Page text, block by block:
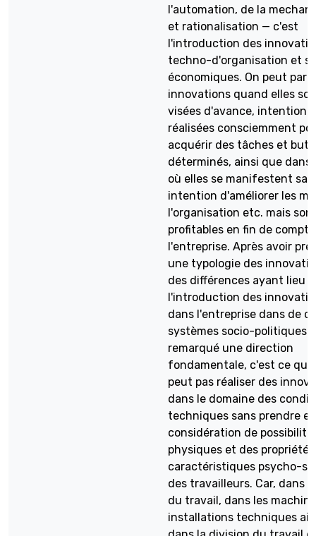
l'automation, de la
et rationalisation — c'est
l'introduction des
techno-d'organisation et
économiques. On peut
innovations quand elles
visées d'avance,
réalisées consciemment
acquérir des tâches et buts
déterminés, ainsi que dans
où elles se manifestent
intention d'améliorer les
l'organisation etc. mais
profitables en fin de
l'entreprise. Après avoir
une typologie des
des différences ayant lieu à
l'introduction des
dans l'entreprise dans de
systèmes socio-politiques
remarqué une direction
fondamentale, c'est ce
peut pas réaliser des
dans le domaine des
techniques sans prendre en
considération de
physiques et des propriétés
caractéristiques psycho-
des travailleurs. Car, dans
du travail, dans les
installations techniques